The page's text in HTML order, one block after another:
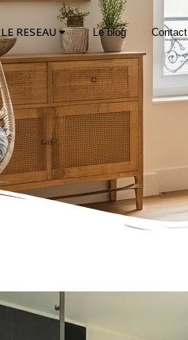
LE RESEAU Le blog Contact